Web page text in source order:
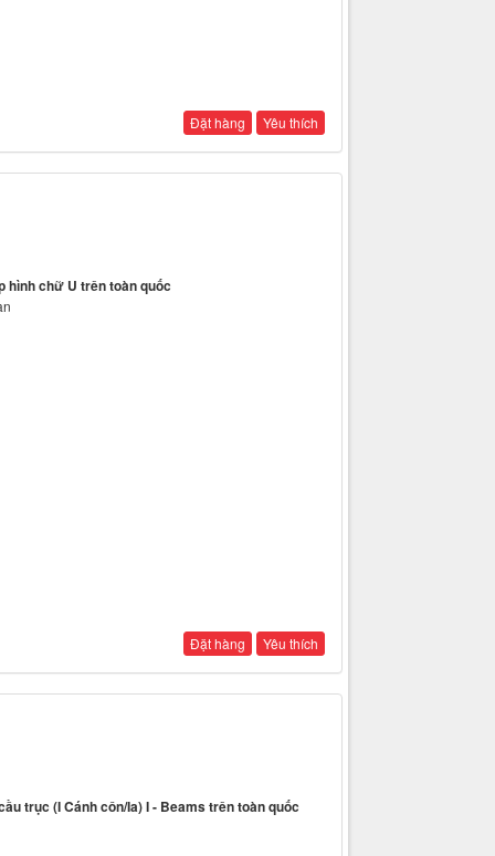
Đặt hàng Yêu thích
hình chữ U trên toàn quốc
Đặt hàng Yêu thích
trục (I Cánh côn/Ia) I - Beams trên toàn quốc